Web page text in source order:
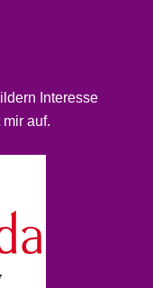
Interesse
auf.